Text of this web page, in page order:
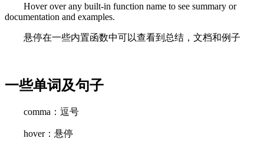
Hover over any built-in function name to see summary or
documentation and examples.
悬停在一些内置函数中可以查看到总结，文档和例子
一些单词及句子
comma：逗号
hover：悬停